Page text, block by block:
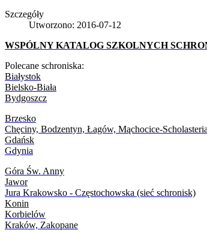
Szczegóły
Utworzono: 2016-07-12
WSPÓLNY KATALOG SZKOLNYCH
Polecane schroniska:
Białystok
Bielsko-Biała
Bydgoszcz
Brzesko
Chęciny, Bodzentyn, Łagów, Mąchocice-
Gdańsk
Gdynia
Góra Św. Anny
Jawor
Jura Krakowsko - Częstochowska (sieć schronisk)
Konin
Korbielów
Kraków, Zakopane